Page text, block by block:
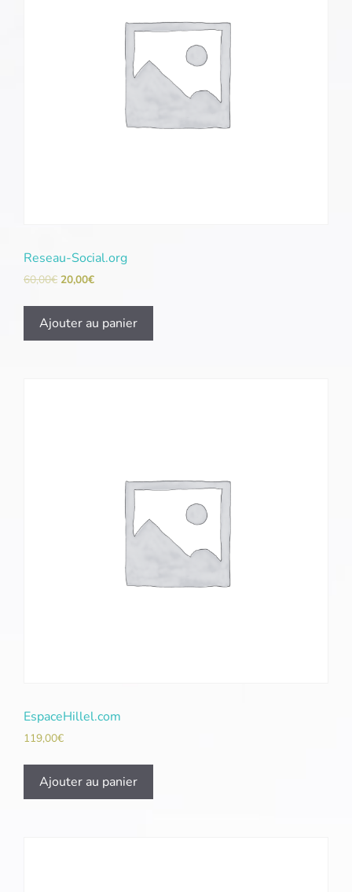
Reseau-Social.org
60,00€ 20,00€
Ajouter au panier
EspaceHillel.com
119,00€
Ajouter au panier